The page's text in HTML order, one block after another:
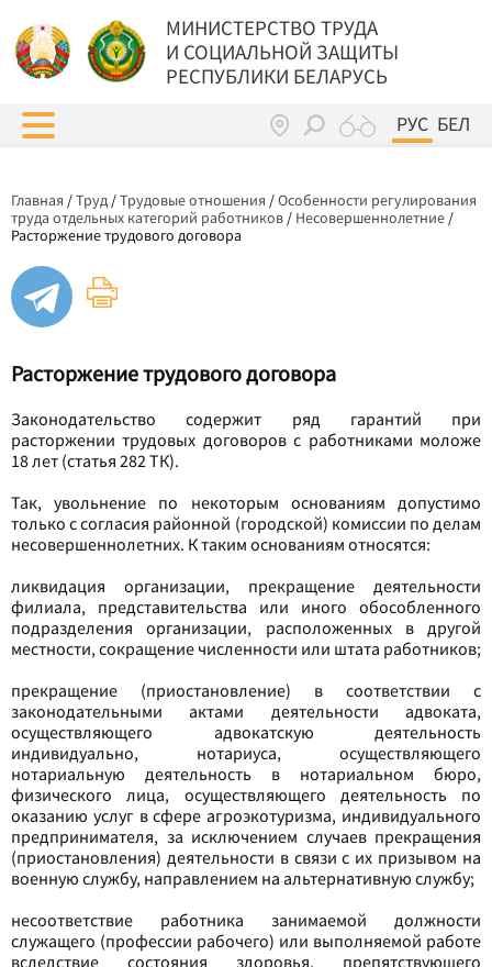
МИНИСТЕРСТВО ТРУДА
И СОЦИАЛЬНОЙ ЗАЩИТЫ
РЕСПУБЛИКИ БЕЛАРУСЬ
РУС БЕЛ
Главная /Труд/Трудовые отношения /Особенности регулирования
труда отдельных категорий работников / Несовершеннолетние /
Расторжение трудового договора
Расторжение трудового договора
Законодательство содержит ряд гарантий при
расторжении трудовых договоров с работниками моложе
18 лет (статья 282 ТК).
Так, увольнение по некоторым основаниям допустимо
только с согласия районной (городской) комиссии по делам
несовершеннолетних. К таким основаниям относятся:
ликвидация организации, прекращение деятельности
филиала, представительства или иного обособленного
подразделения организации, расположенных в другой
местности, сокращение численности или штата работников;
прекращение (приостановление) в соответствии с
законодательными актами деятельности адвоката,
осуществляющего адвокатскую деятельность
индивидуально, нотариуса, осуществляющего
нотариальную деятельность в нотариальном бюро,
физического лица, осуществляющего деятельность по
оказанию услуг в сфере агроэкотуризма, индивидуального
предпринимателя, за исключением случаев прекращения
(приостановления) деятельности в связи с их призывом на
военную службу, направлением на альтернативную службу;
несоответствие работника занимаемой должности
служащего (профессии рабочего) или выполняемой работе
вследствие состояния здоровья, препятствующего